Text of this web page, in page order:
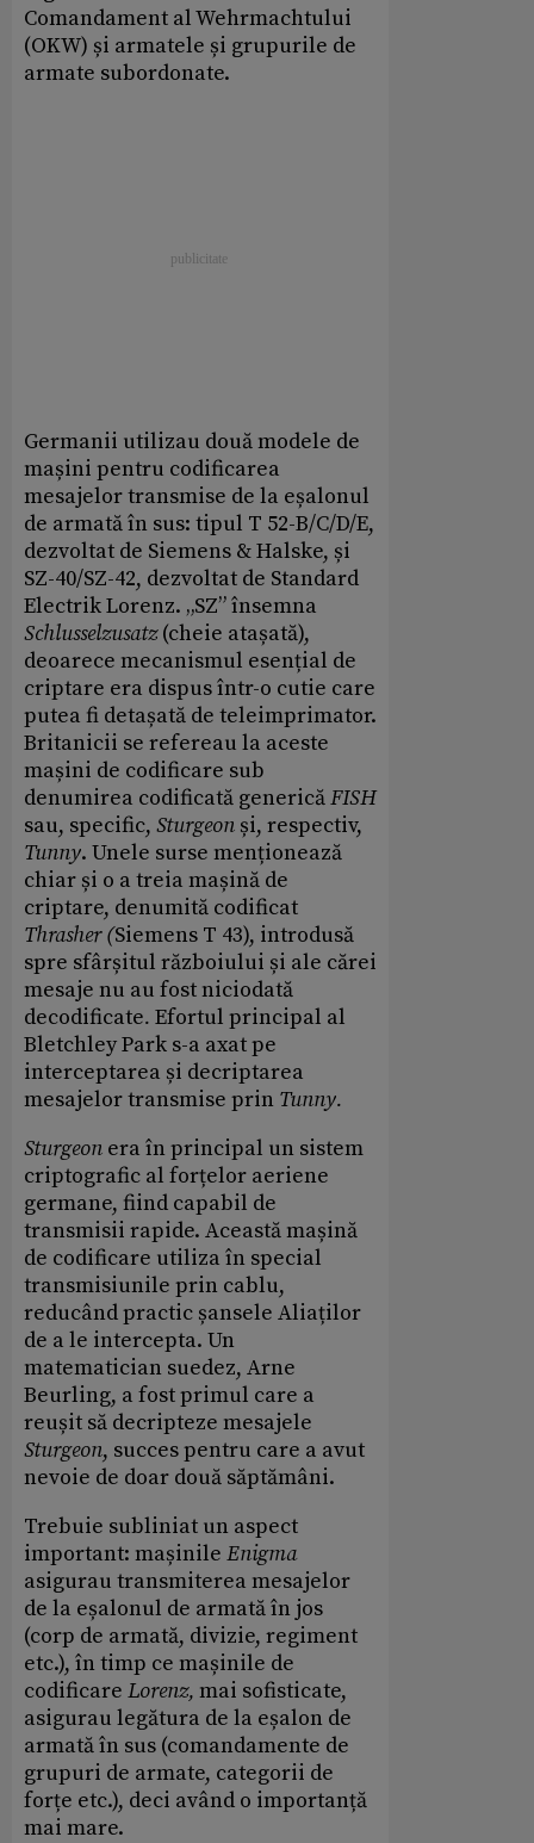
Comandament al Wehrmachtului
(OKW) și armatele și grupurile de
armate subordonate.
Germanii utilizau două modele de
mașini pentru codificarea
mesajelor transmise de la eșalonul
de armată în sus: tipul T 52-B/C/D/E,
dezvoltat de Siemens & Halske, și
SZ-40/SZ-42, dezvoltat de Standard
Electrik Lorenz. „SZ” însemna
Schlusselzusatz(cheie atașată),
deoarece mecanismul esențial de
criptare era dispus într-o cutie care
putea fi detașată de teleimprimator.
Britanicii se refereau la aceste
mașini de codificare sub
denumirea codificată genericăFISH
sau, specific, Sturgeon și, respectiv,
Tunny. Unele surse menționează
chiar și o a treia mașină de
criptare, denumită codificat
Thrasher (Siemens T 43), introdusă
spre sfârșitul războiului și ale cărei
mesaje nu au fost niciodată
decodificate. Efortul principal al
Bletchley Park s-a axat pe
interceptarea și decriptarea
mesajelor transmise prin Tunny.
Sturgeon era în principal un sistem
criptografic al forțelor aeriene
germane, fiind capabil de
transmisii rapide. Această mașină
de codificare utiliza în special
transmisiunile prin cablu,
reducând practic șansele Aliaților
de a le intercepta. Un
matematician suedez, Arne
Beurling, a fost primul care a
reușit să decripteze mesajele
Sturgeon, succes pentru care a avut
nevoie de doar două săptămâni.
Trebuie subliniat un aspect
important: mașinile Enigma
asigurau transmiterea mesajelor
de la eșalonul de armată în jos
(corp de armată, divizie, regiment
etc.), în timp ce mașinile de
codificare Lorenz, mai sofisticate,
asigurau legătura de la eșalon de
armată în sus (comandamente de
grupuri de armate, categorii de
forțe etc.), deci având o importanță
mai mare.